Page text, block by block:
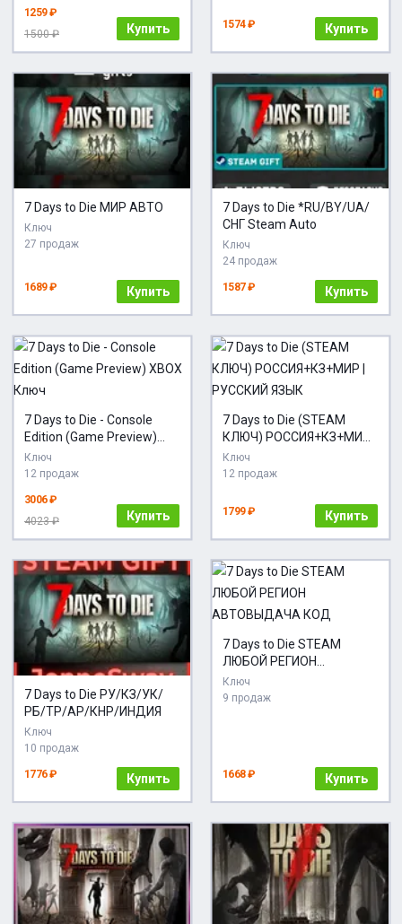
1259 ₽
1500 ₽
Купить 1574 ₽ Купить
7 Days to Die МИР АВТО
Ключ
27 продаж
1689 ₽ Купить
7 Days to Die *RU/BY/UA/
СНГ Steam Auto
Ключ
24 продаж
1587 ₽ Купить
7 Days to Die - Console
Edition (Game Preview)
XBOX Ключ
Ключ
12 продаж
3006 ₽
4023 ₽
Купить
7 Days to Die (STEAM
КЛЮЧ) РОССИЯ+КЗ+МИР |
РУССКИЙ ЯЗЫК
Ключ
12 продаж
1799 ₽ Купить
7 Days to Die РУ/КЗ/УК/
РБ/ТР/АР/КНР/ИНДИЯ
Ключ
10 продаж
1776 ₽ Купить
7 Days to Die STEAM
ЛЮБОЙ РЕГИОН
АВТОВЫДАЧА КОД
Ключ
9 продаж
1668 ₽ Купить